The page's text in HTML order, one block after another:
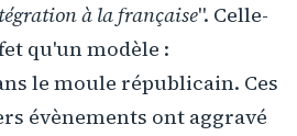
à la française". Celle-
qu'un modèle :
le moule républicain. Ces
évènements ont aggravé